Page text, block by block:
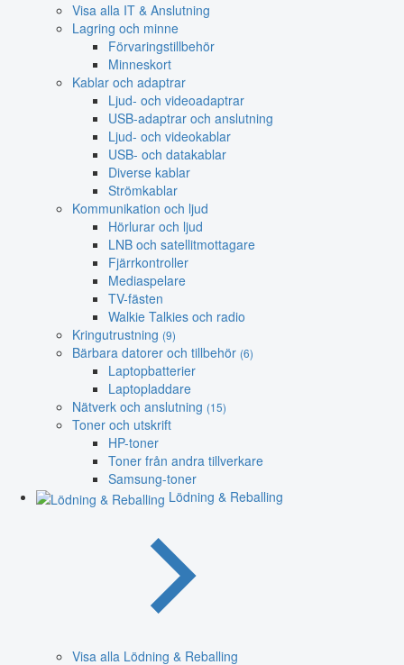
Visa alla IT & Anslutning
Lagring och minne
Förvaringstillbehör
Minneskort
Kablar och adaptrar
Ljud- och videoadaptrar
USB-adaptrar och anslutning
Ljud- och videokablar
USB- och datakablar
Diverse kablar
Strömkablar
Kommunikation och ljud
Hörlurar och ljud
LNB och satellitmottagare
Fjärrkontroller
Mediaspelare
TV-fästen
Walkie Talkies och radio
Kringutrustning (9)
Bärbara datorer och tillbehör (6)
Laptopbatterier
Laptopladdare
Nätverk och anslutning (15)
Toner och utskrift
HP-toner
Toner från andra tillverkare
Samsung-toner
Lödning & Reballing
Visa alla Lödning & Reballing